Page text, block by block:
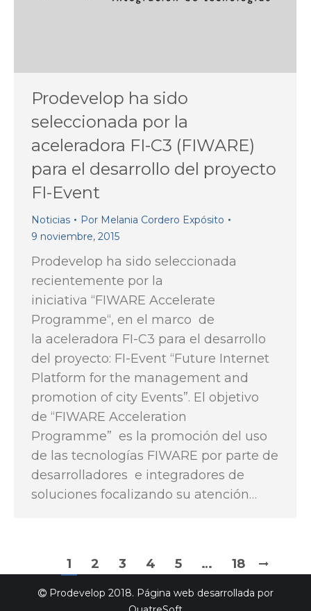
Prodevelop ha sido
seleccionada por la
aceleradora FI-C3 (FIWARE)
para el desarrollo del proyecto
FI-Event
Noticias Por Melania Cordero Expósito
9 noviembre, 2015
Prodevelop ha sido seleccionada
recientemente por la
iniciativa “FIWARE Accelerate
Programme“, en el marco de
la aceleradora FI-C3 para el desarrollo
del proyecto: FI-Event “Future Internet
Platform for the management and
promotion of city Events”. El objetivo
de “FIWARE Acceleration
Programme” es la promoción del uso
de las tecnologías FIWARE por parte de
desarrolladores e integradores de
soluciones focalizando su atención…
1 2 3 4 5 … 18
Prodevelop 2018. Página web desarrollada por